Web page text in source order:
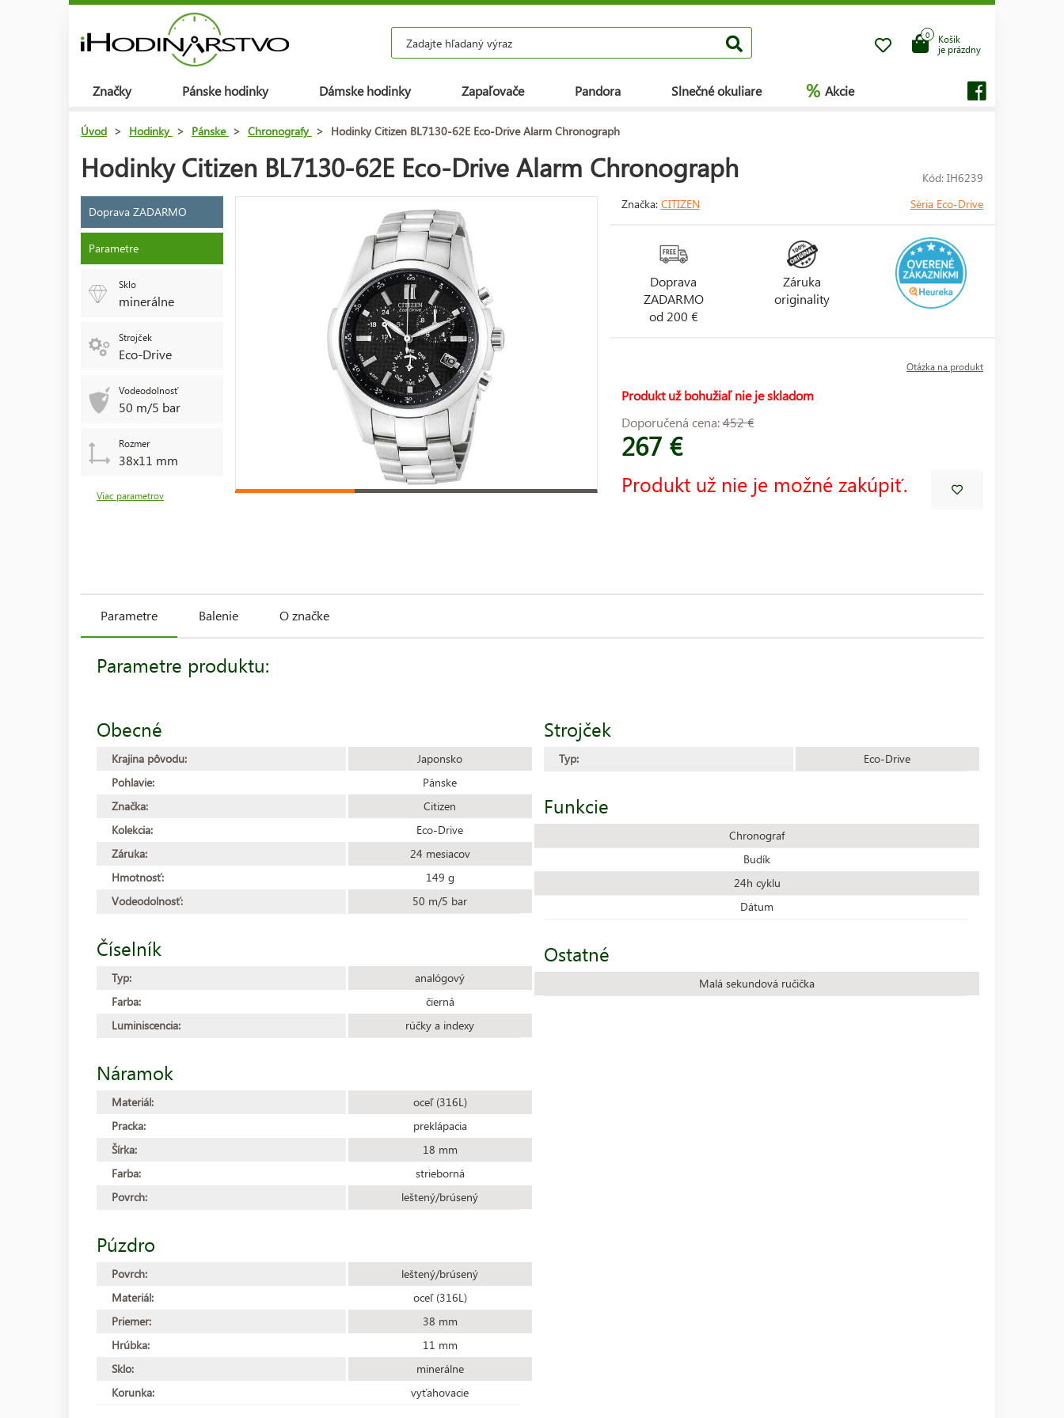
Košík
je prázdny
0
Značky Pánske hodinky Dámske hodinky Zapaľovače Pandora Slnečné okuliare % Akcie
Úvod > Hodinky > Pánske > Chronografy > Hodinky Citizen BL7130-62E Eco-Drive Alarm Chronograph
Hodinky Citizen BL7130-62E Eco-Drive Alarm Chronograph Kód: IH6239
Doprava ZADARMO
Parametre
Sklo
minerálne
Strojček
Eco-Drive
Vodeodolnosť
50 m/5 bar
Rozmer
38x11 mm
Viac parametrov
Značka: CITIZEN Séria Eco-Drive
Doprava
ZADARMO
od 200 €
Záruka
originality
Otázka na produkt
Produkt už bohužiaľ nie je skladom
Doporučená cena:452 €
267 €
Produkt už nie je možné zakúpiť.
Parametre Balenie O značke
Parametre produktu:
Obecné
Krajina pôvodu:
Japonsko
Pohlavie:
Pánske
Značka:
Citizen
Kolekcia:
Eco-Drive
Záruka:
24 mesiacov
Hmotnosť:
149 g
Vodeodolnosť:
50 m/5 bar
Číselník
Typ:
analógový
Farba:
čierná
Luminiscencia:
rúčky a indexy
Náramok
Materiál:
oceľ (316L)
Pracka:
preklápacia
Šírka:
18 mm
Farba:
strieborná
Povrch:
leštený/brúsený
Púzdro
Povrch:
leštený/brúsený
Materiál:
oceľ (316L)
Priemer:
38 mm
Hrúbka:
11 mm
Sklo:
minerálne
Korunka:
vyťahovacie
Strojček
Typ: Eco-Drive
Funkcie
Chronograf
Budík
24h cyklu
Dátum
Ostatné
Malá sekundová ručička